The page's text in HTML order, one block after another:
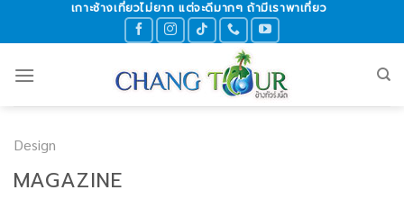
เกาะช้างเที่ยวไม่ยาก แต่จะดีมากๆ ถ้ามีเราพาเที่ยว
Design
MAGAZINE